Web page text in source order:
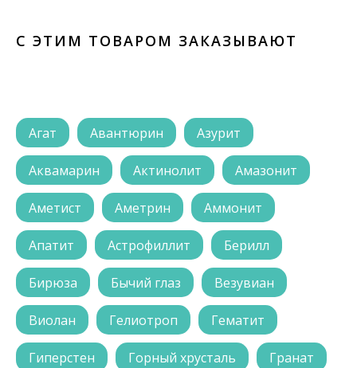
С ЭТИМ ТОВАРОМ ЗАКАЗЫВАЮТ
Агат Авантюрин Азурит
Аквамарин Актинолит Амазонит
Аметист Аметрин Аммонит
Апатит Астрофиллит Берилл
Бирюза Бычий глаз Везувиан
Виолан Гелиотроп Гематит
Гиперстен Горный хрусталь Гранат